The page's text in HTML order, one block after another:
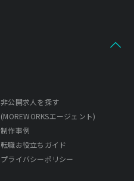
非公開求人を探す
(MOREWORKSエージェント)
制作事例
転職お役立ちガイド
プライバシーポリシー